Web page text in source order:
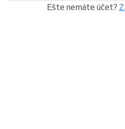
Ešte nemáte účet?